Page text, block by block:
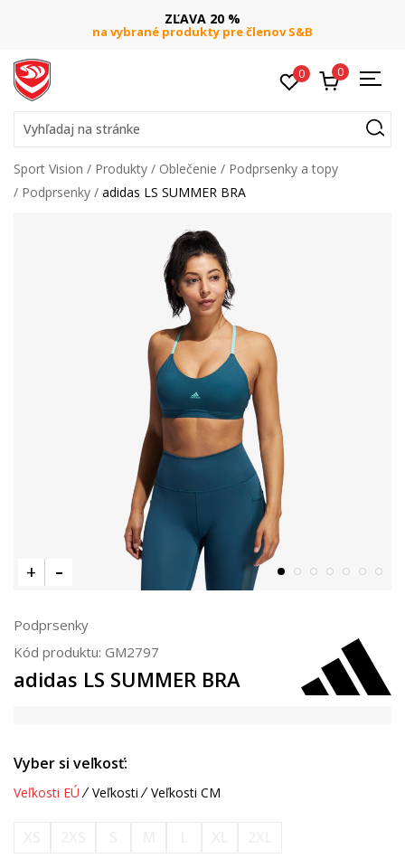
ZĽAVA 20 %
na vybrané produkty pre členov S&B
0 0
Vyhľadaj na stránke
Sport Vision Produkty Oblečenie
Podprsenky a topy
Podprsenky
adidas LS SUMMER BRA
Podprsenky
Kód produktu: GM2797
adidas LS SUMMER BRA
Vyber si veľkosť:
Veľkosti EÚ Veľkosti Veľkosti CM